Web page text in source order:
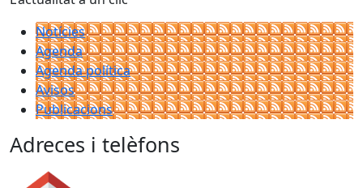
Notícies
Agenda
Agenda política
Avisos
Publicacions
Adreces i telèfons